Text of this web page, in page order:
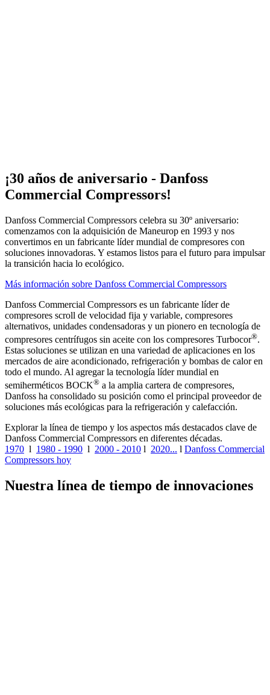
¡30 años de aniversario - Danfoss
Commercial Compressors!
Danfoss Commercial Compressors celebra su 30º aniversario:
comenzamos con la adquisición de Maneurop en 1993 y nos
convertimos en un fabricante líder mundial de compresores con
soluciones innovadoras. Y estamos listos para el futuro para impulsar
la transición hacia lo ecológico.
Más información sobre Danfoss Commercial Compressors
Danfoss Commercial Compressors es un fabricante líder de
compresores scroll de velocidad fija y variable, compresores
alternativos, unidades condensadoras y un pionero en tecnología de
compresores centrífugos sin aceite con los compresores Turbocor®.
Estas soluciones se utilizan en una variedad de aplicaciones en los
mercados de aire acondicionado, refrigeración y bombas de calor en
todo el mundo. Al agregar la tecnología líder mundial en
semiherméticos BOCK® a la amplia cartera de compresores,
Danfoss ha consolidado su posición como el principal proveedor de
soluciones más ecológicas para la refrigeración y calefacción.
Explorar la línea de tiempo y los aspectos más destacados clave de
Danfoss Commercial Compressors en diferentes décadas.
1970 l 1980 - 1990 l 2000 - 2010 l 2020... l Danfoss Commercial
Compressors hoy
Nuestra línea de tiempo de innovaciones